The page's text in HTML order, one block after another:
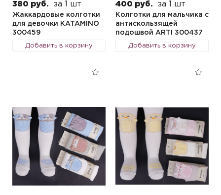
380 руб. за 1 шт
Жаккардовые колготки
для девочки KATAMINO
300459
Добавить в корзину
400 руб. за 1 шт
Колготки для мальчика с
антискользящей
подошвой ARTI 300437
Добавить в корзину